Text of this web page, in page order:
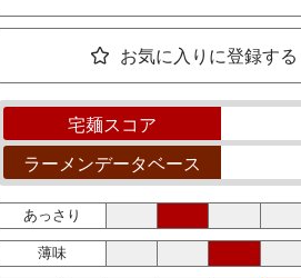
お気に入りに登録する
宅麺スコア
ラーメンデータベース
あっさり
薄味